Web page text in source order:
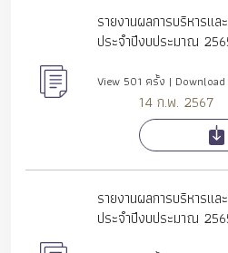
รายงานผลการบริหารแ
ประจำปีงบประมาณ
View 501 ครั้ง |
14 ก.พ. 2567
รายงานผลการบริหารแ
ประจำปีงบประมาณ